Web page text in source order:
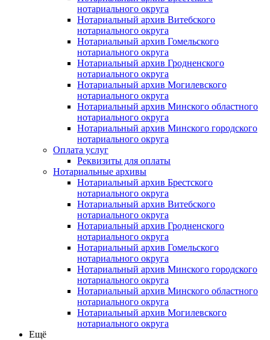
нотариального округа
Нотариальный архив Витебского
нотариального округа
Нотариальный архив Гомельского
нотариального округа
Нотариальный архив Гродненского
нотариального округа
Нотариальный архив Могилевского
нотариального округа
Нотариальный архив Минского областного
нотариального округа
Нотариальный архив Минского городского
нотариального округа
Оплата услуг
Реквизиты для оплаты
Нотариальные архивы
Нотариальный архив Брестского
нотариального округа
Нотариальный архив Витебского
нотариального округа
Нотариальный архив Гродненского
нотариального округа
Нотариальный архив Гомельского
нотариального округа
Нотариальный архив Минского городского
нотариального округа
Нотариальный архив Минского областного
нотариального округа
Нотариальный архив Могилевского
нотариального округа
Ещё